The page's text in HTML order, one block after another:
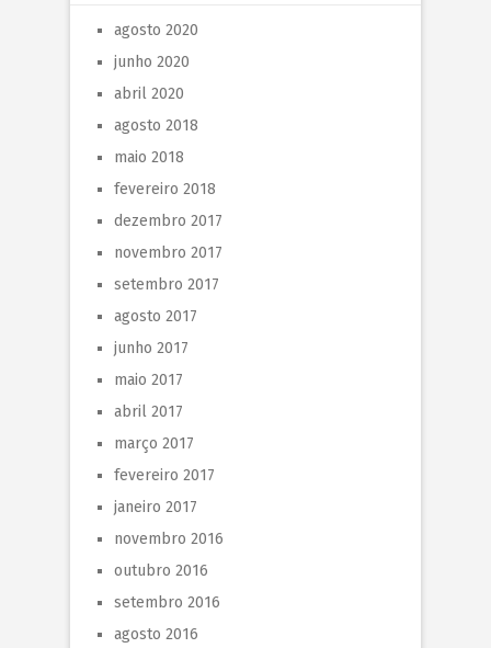
agosto 2020
junho 2020
abril 2020
agosto 2018
maio 2018
fevereiro 2018
dezembro 2017
novembro 2017
setembro 2017
agosto 2017
junho 2017
maio 2017
abril 2017
março 2017
fevereiro 2017
janeiro 2017
novembro 2016
outubro 2016
setembro 2016
agosto 2016